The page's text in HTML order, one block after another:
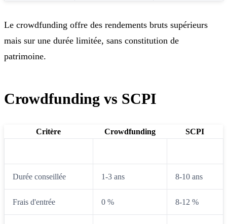
Le crowdfunding offre des rendements bruts supérieurs
mais sur une durée limitée, sans constitution de
patrimoine.
Crowdfunding vs SCPI
Critère Crowdfunding SCPI
Durée conseillée 1-3 ans 8-10 ans
Frais d'entrée 0 % 8-12 %